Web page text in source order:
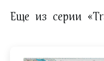
Еще из серии